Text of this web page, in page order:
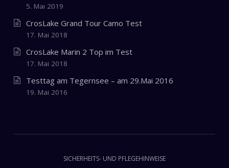
5. Mai 2019
CrosLake Grand Tour Camo Test
17. Mai 2018
CrosLake Marin 2 Top im Test
17. Mai 2018
Testtag am Tegernsee – am 29.Mai 2016
19. Mai 2016
SICHERHEITS- UND PFLEGEHINWEISE